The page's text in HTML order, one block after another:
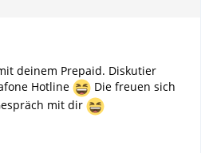
dein Ansprechpartner, wenn
einfach in den Vodafone-
gibt?
Nein beantworten kannst,
deinem Prepaid. Diskutier
Hotline
Die freuen sich
mit dir